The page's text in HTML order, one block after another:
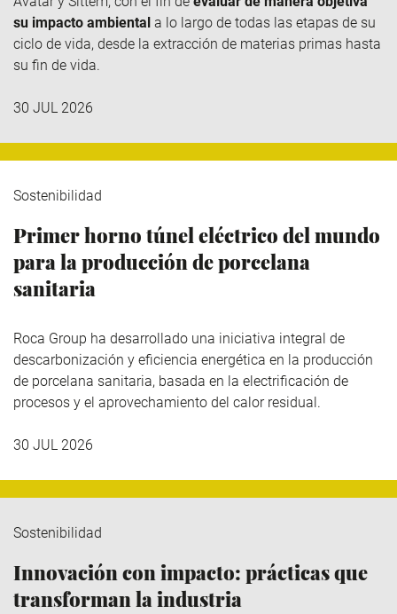
su impacto ambiental a lo largo de todas las etapas de su
ciclo de vida, desde la extracción de materias primas hasta
su fin de vida.
30 JUL 2026
Sostenibilidad
Primer horno túnel eléctrico del mundo
para la producción de porcelana
sanitaria
Roca Group ha desarrollado una iniciativa integral de
descarbonización y eficiencia energética en la producción
de porcelana sanitaria, basada en la electrificación de
procesos y el aprovechamiento del calor residual.
30 JUL 2026
Sostenibilidad
Innovación con impacto: prácticas que
transforman la industria